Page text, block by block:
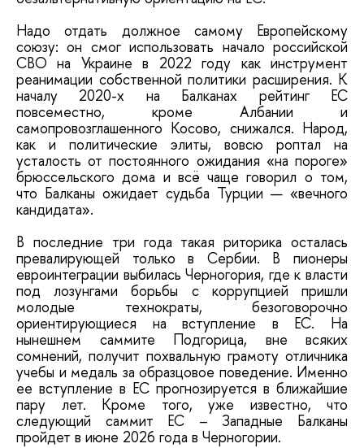
Надо отдать должное самому Европейскому
союзу: он смог использовать начало российской
СВО на Украине в 2022 году как инструмент
реанимации собственной политики расширения. К
началу 2020-х на Балканах рейтинг ЕС
повсеместно, кроме Албании и
самопровозглашенного Косово, снижался. Народ,
как и политические элиты, вовсю роптал на
усталость от постоянного ожидания «на пороге»
брюссельского дома и всё чаще говорил о том,
что Балканы ожидает судьба Турции — «вечного
кандидата».
В последние три года такая риторика осталась
превалирующей только в Сербии. В пионеры
евроинтеграции выбилась Черногория, где к власти
под лозунгами борьбы с коррупцией пришли
молодые технократы, безоговорочно
ориентирующиеся на вступление в ЕС. На
нынешнем саммите Подгорица, вне всяких
сомнений, получит похвальную грамоту отличника
учебы и медаль за образцовое поведение. Именно
ее вступление в ЕС прогнозируется в ближайшие
пару лет. Кроме того, уже известно, что
следующий саммит ЕС – Западные Балканы
пройдет в июне 2026 года в Черногории.